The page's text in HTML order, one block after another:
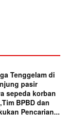
Tenggelam di
pasir
sepeda korban
BPBD dan
Pencarian...